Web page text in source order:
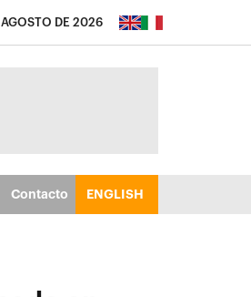
AGOSTO DE 2026
Contacto ENGLISH